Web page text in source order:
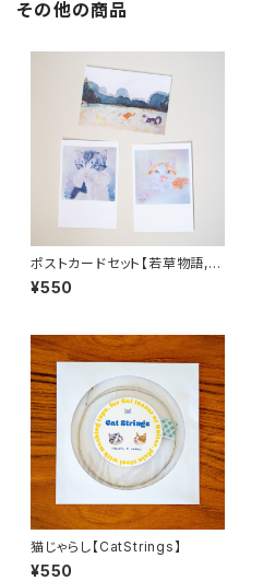
その他の商品
ポストカードセット【若草物語,
出っぱなしの爪, おなかの上で】
¥550
猫じゃらし【CatStrings】
¥550